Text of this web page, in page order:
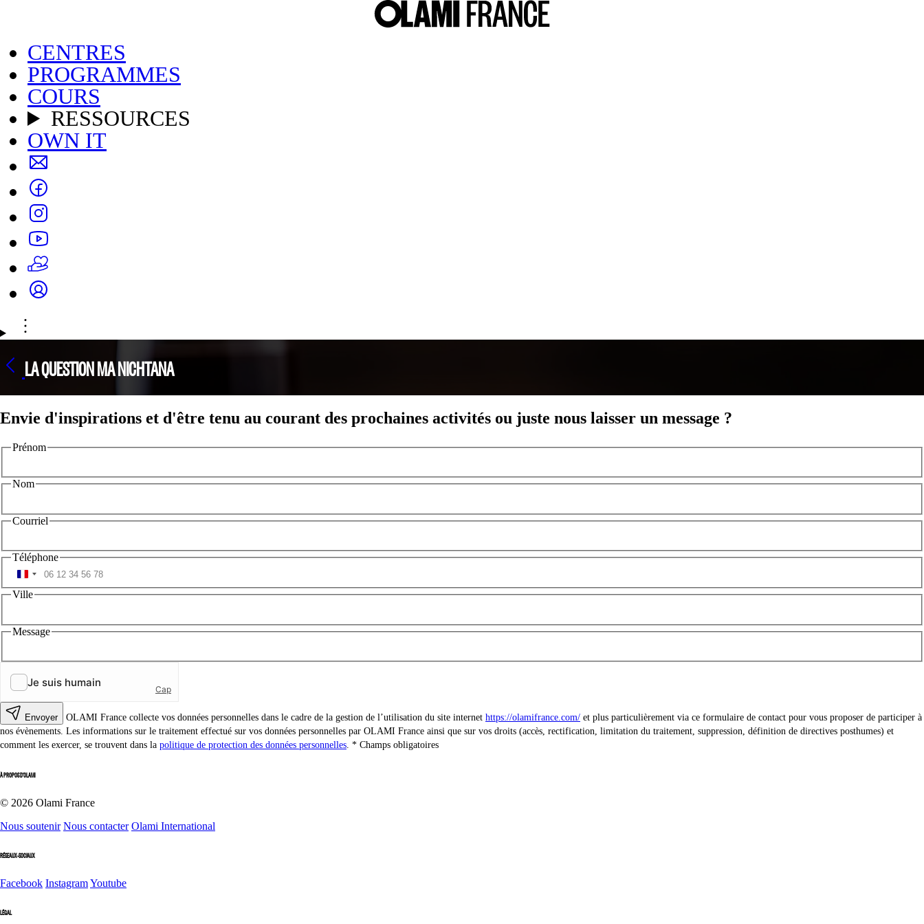
CENTRES
PROGRAMMES
COURS
RESSOURCES
OWN IT
LA QUESTION MA NICHTANA
Envie d'inspirations et d'être tenu au courant des prochaines activités ou juste nous laisser un message ?
Prénom
Nom
Courriel
Téléphone
Ville
Message
Envoyer OLAMI France collecte vos données personnelles dans le cadre de la gestion de l’utilisation du site internet https://olamifrance.com/ et plus particulièrement via ce formulaire de contact pour vous proposer de participer à
nos évènements. Les informations sur le traitement effectué sur vos données personnelles par OLAMI France ainsi que sur vos droits (accès, rectification, limitation du traitement, suppression, définition de directives posthumes) et
comment les exercer, se trouvent dans la politique de protection des données personnelles. Champs obligatoires
À PROPOS D'OLAMI
© 2026 Olami France
Nous soutenir Nous contacter Olami International
RÉSEAUX-SOCIAUX
Facebook InstagramYoutube
LÉGAL